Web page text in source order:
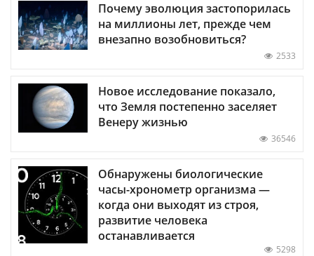
Почему эволюция застопорилась
на миллионы лет, прежде чем
внезапно возобновиться?
2533
Новое исследование показало,
что Земля постепенно заселяет
Венеру жизнью
36546
Обнаружены биологические
часы-хронометр организма —
когда они выходят из строя,
развитие человека
останавливается
5298